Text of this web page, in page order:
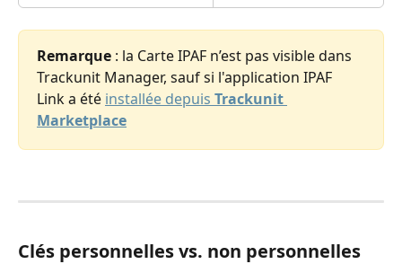
Remarque : la Carte IPAF n’est pas visible dans
Trackunit Manager, sauf si l'application IPAF
Link a été installée depuis Trackunit
Marketplace
Clés personnelles vs. non personnelles